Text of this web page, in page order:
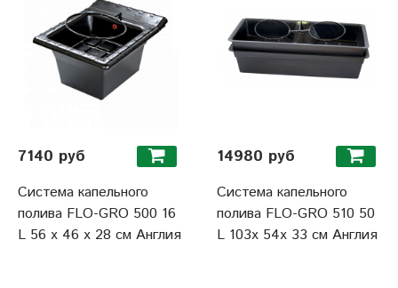
7140 руб
Система капельного
полива FLO-GRO 500 16
L 56 x 46 x 28 см Англия
14980 руб
Система капельного
полива FLO-GRO 510 50
L 103x 54x 33 см Англия